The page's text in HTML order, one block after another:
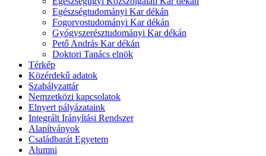
Egészségtudományi Kar dékán
Fogorvostudományi Kar dékán
Gyógyszerésztudományi Kar dékán
Pető András Kar dékán
Doktori Tanács elnök
Térkép
Közérdekű adatok
Szabályzattár
Nemzetközi kapcsolatok
Elnyert pályázataink
Integrált Irányítási Rendszer
Alapítványok
Családbarát Egyetem
Alumni